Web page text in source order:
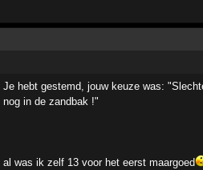
Je hebt gestemd, jouw keuze was:
nog in de zandbak !"
al was ik zelf 13 voor het eerst maargoed